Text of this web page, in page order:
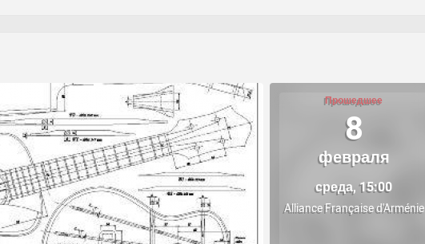
Прошедшее
8
февраля
среда, 15:00
Alliance Française d'Arménie